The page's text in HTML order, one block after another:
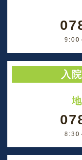
9:00
入
8:30